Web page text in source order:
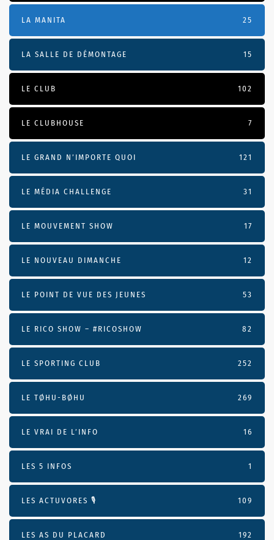
LA MANITA 25
LA SALLE DE DÉMONTAGE 15
LE CLUB 102
LE CLUBHOUSE 7
LE GRAND N’IMPORTE QUOI 121
LE MÉDIA CHALLENGE 31
LE MOUVEMENT SHOW 17
LE NOUVEAU DIMANCHE 12
LE POINT DE VUE DES JEUNES 53
LE RICO SHOW – #RICOSHOW 82
LE SPORTING CLUB 252
LE TØHU-BØHU 269
LE VRAI DE L’INFO 16
LES 5 INFOS 1
LES ACTUVORES 🎙 109
LES AS DU PLACARD 192